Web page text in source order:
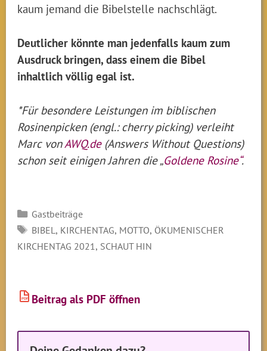
kaum jemand die Bibelstelle nachschlägt.
Deutlicher könnte man jedenfalls kaum zum
Ausdruck bringen, dass einem die Bibel
inhaltlich völlig egal ist.
*Für besondere Leistungen im biblischen
Rosinenpicken (engl.: cherry picking) verleiht
Marc vonAWQ.de(Answers Without Questions)
schon seit einigen Jahren die „Goldene Rosine“.
Kategorien
Gastbeiträge
SCHLAGWÖRTER
BIBEL , KIRCHENTAG, MOTTO, ÖKUMENISCHER
KIRCHENTAG 2021 , SCHAUT HIN
PDF Beitrag als PDF öffnen